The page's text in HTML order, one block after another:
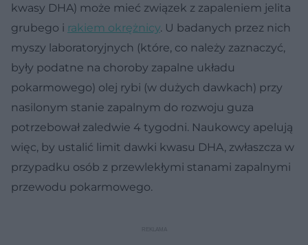
kwasy DHA) może mieć związek z zapaleniem jelita
grubego i rakiem okrężnicy. U badanych przez nich
myszy laboratoryjnych (które, co należy zaznaczyć,
były podatne na choroby zapalne układu
pokarmowego) olej rybi (w dużych dawkach) przy
nasilonym stanie zapalnym do rozwoju guza
potrzebował zaledwie 4 tygodni. Naukowcy apelują
więc, by ustalić limit dawki kwasu DHA, zwłaszcza w
przypadku osób z przewlekłymi stanami zapalnymi
przewodu pokarmowego.